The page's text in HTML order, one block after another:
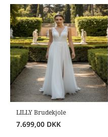
LILLY Brudekjole
7.699,00 DKK